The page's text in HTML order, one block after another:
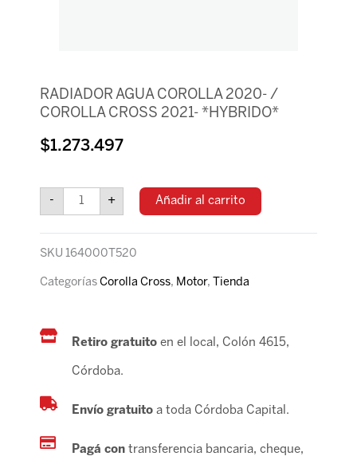
RADIADOR AGUA COROLLA 2020- /
COROLLA CROSS 2021- *HYBRIDO*
$1.273.497
-
AGUA
COROLLA
/
COROLLA
CROSS
+ Añadir al carrito
SKU 164000T520
Categorías Corolla Cross, Motor, Tienda
Retiro gratuito en el local, Colón 4615,
Córdoba.
Envío gratuitoa toda Córdoba Capital.
Pagá contransferencia bancaria, cheque,